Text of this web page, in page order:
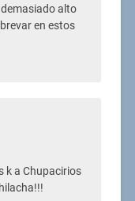
alto
en estos
k a Chupacirios